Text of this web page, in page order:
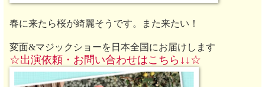
春に来たら桜が綺麗そうです。また来たい！
変面&マジックショーを日本全国にお届けします
☆出演依頼・お問い合わせはこちら↓↓☆